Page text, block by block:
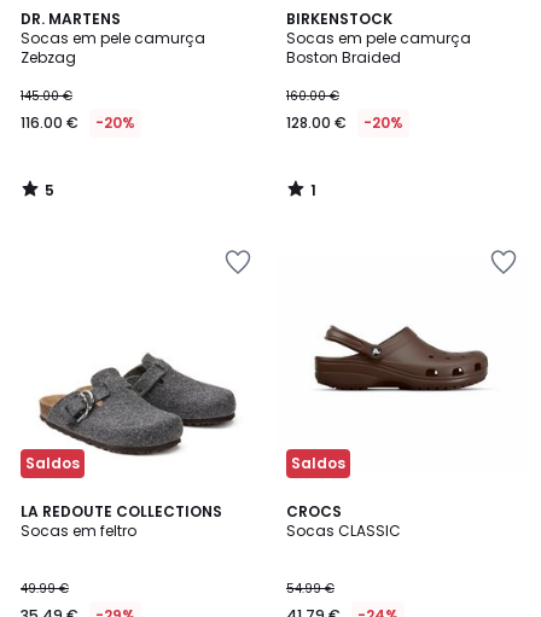
DR. MARTENS
Socas em pele camurça
Zebzag
145.00 €
116.00 € -20%
5
/
5
5
/
BIRKENSTOCK
Socas em pele camurça
Boston Braided
160.00 €
128.00 € -20%
1
/
5
1
/
Saldos
LA REDOUTE COLLECTIONS
Socas em feltro
49.99 €
4,7
/ 5
2
Cores
Saldos
CROCS
Socas CLASSIC
54.99 €
4,6
/ 5